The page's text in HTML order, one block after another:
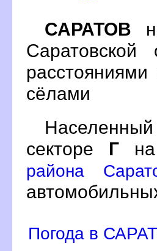
САРАТО
сёлами
секторе Г
района
Погода в